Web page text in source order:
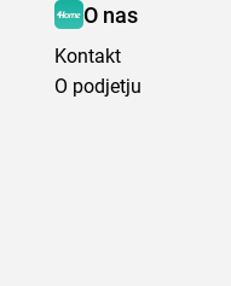
O nas
Kontakt
O podjetju